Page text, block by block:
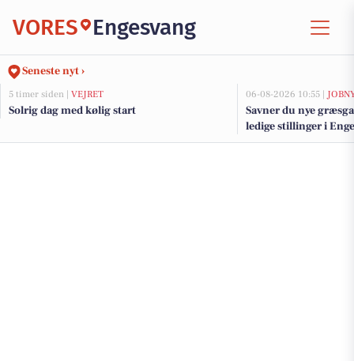
VORES Engesvang
Seneste nyt ›
5 timer siden | VEJRET
Solrig dag med kølig start
06-08-2026 10:55 |
Savner du nye
ledige stillinger i